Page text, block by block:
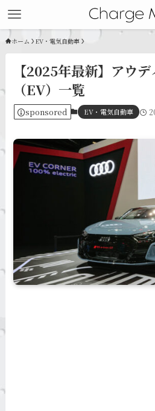
ホーム EV・電気自動車
【2025年最新】アウ
（EV）一覧
sponsored EV・電気自動車